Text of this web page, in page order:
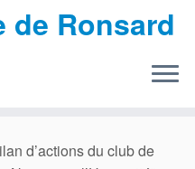
de Ronsard
d’actions du club de